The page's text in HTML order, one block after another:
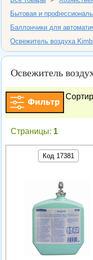
Бытовая и
Баллончики для
Освежитель воздуха
Освежитель
Страницы: 1
Код 17381